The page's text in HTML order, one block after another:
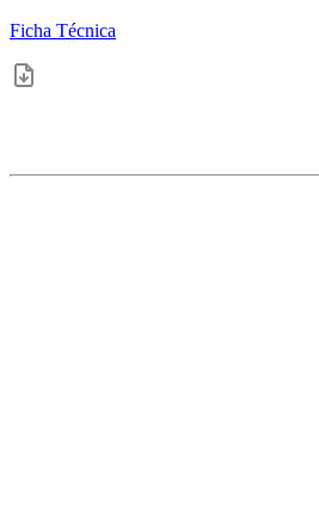
Ficha Técnica